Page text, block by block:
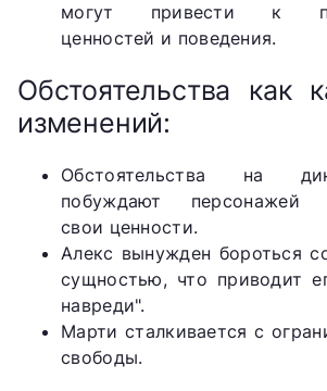
могут привести к
ценностей и поведения.
Обстоятельства как
изменений:
Обстоятельства на
побуждают персонажей
свои ценности.
Алекс вынужден бороться
сущностью, что приводит
навреди".
Марти сталкивается с
свободы.